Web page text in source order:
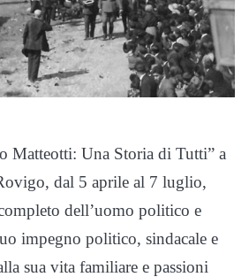
Matteotti: Una Storia di Tutti” a
dal 5 aprile al 7 luglio,
dell’uomo politico e
impegno politico, sindacale e
sua vita familiare e passioni